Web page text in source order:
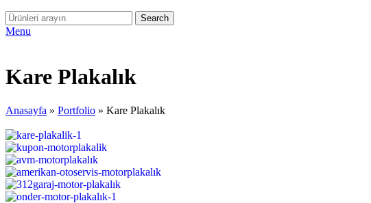
Search
Menu
Kare Plakalık
Anasayfa » Portfolio » Kare Plakalık